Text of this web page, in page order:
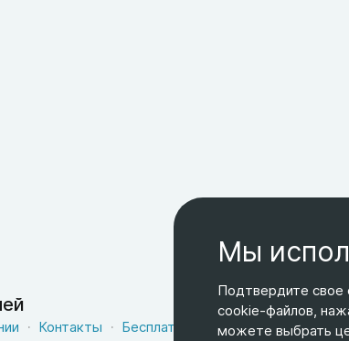
Контакты Бесплатная доставка
Оферта
Мы
Подтвердите свое
cookie-файлов,
можете выбрать